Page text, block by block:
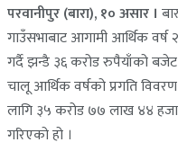
परवानीपुर (बारा), १० असार ।
गाउँसभाबाट आगामी आर्थिक वर्ष
गर्दै झन्डै ३६ करोड रुपैयाँको
चालू आर्थिक वर्षको प्रगति
लागि ३५ करोड ७७ लाख ४४
गरिएको हो ।